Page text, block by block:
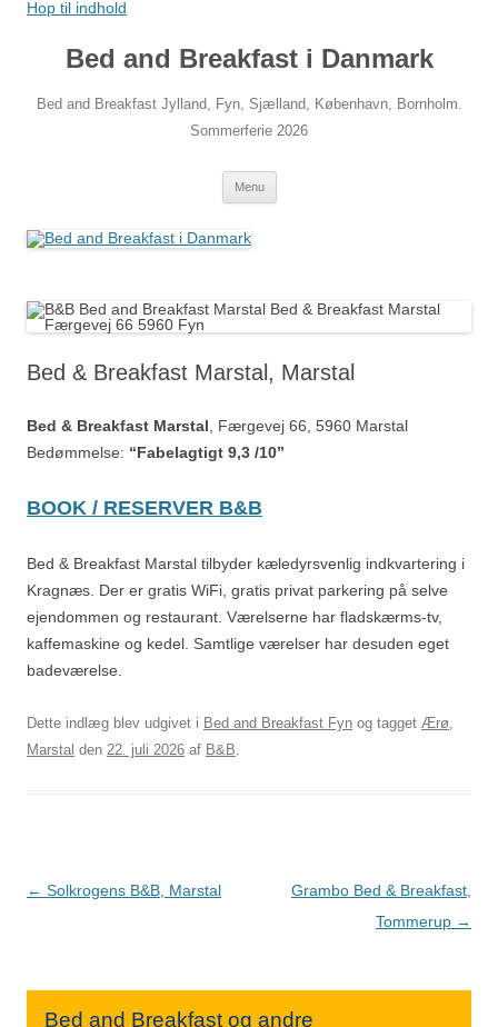
Hop til indhold
Bed and Breakfast i Danmark
Bed and Breakfast Jylland, Fyn, Sjælland, København, Bornholm.
Sommerferie 2026
Menu
Bed & Breakfast Marstal, Marstal
Bed & Breakfast Marstal , Færgevej 66, 5960 Marstal
Bedømmelse: “Fabelagtigt 9,3 /10”
BOOK / RESERVER B&B
Bed & Breakfast Marstal tilbyder kæledyrsvenlig indkvartering i
Kragnæs. Der er gratis WiFi, gratis privat parkering på selve
ejendommen og restaurant. Værelserne har fladskærms-tv,
kaffemaskine og kedel. Samtlige værelser har desuden eget
badeværelse.
Dette indlæg blev udgivet i Bed and Breakfast Fyn og tagget Ærø,
Marstal den 22. juli 2026 af B&B.
Indlægsnavigation
← Solkrogens B&B, Marstal
Grambo Bed & Breakfast,
Tommerup →
Bed and Breakfast og andre